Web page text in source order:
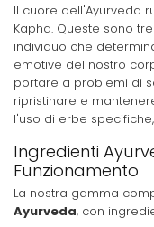
Il cuore dell'Ayurveda
Kapha. Queste sono
individuo che
emotive del nostro
portare a problemi di
ripristinare e
l'uso di erbe
Ingredienti
Funzionamento
La nostra gamma
Ayurveda, con